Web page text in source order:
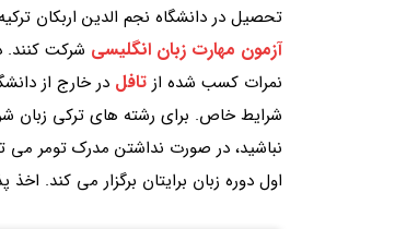
تحصیل در دانشگاه نجم الدین اربکان
آزمون مهارت زبان انگلیسی شرکت کنند.
نمرات کسب شده از تافل در خارج از
شرایط خاص. برای رشته های ترکی زبان
نباشید، در صورت نداشتن مدرک تومر می
اول دوره زبان برایتان برگزار می کند.